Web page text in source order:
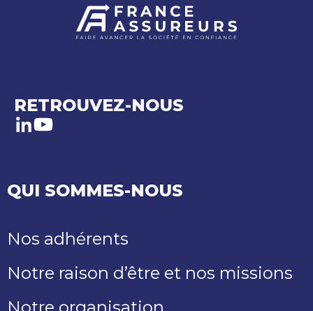
RETROUVEZ-NOUS
LinkedIn
Youtube
QUI SOMMES-NOUS
Nos adhérents
Notre raison d’être et nos missions